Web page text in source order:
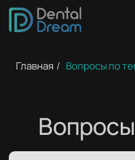
Главная / Вопросы по